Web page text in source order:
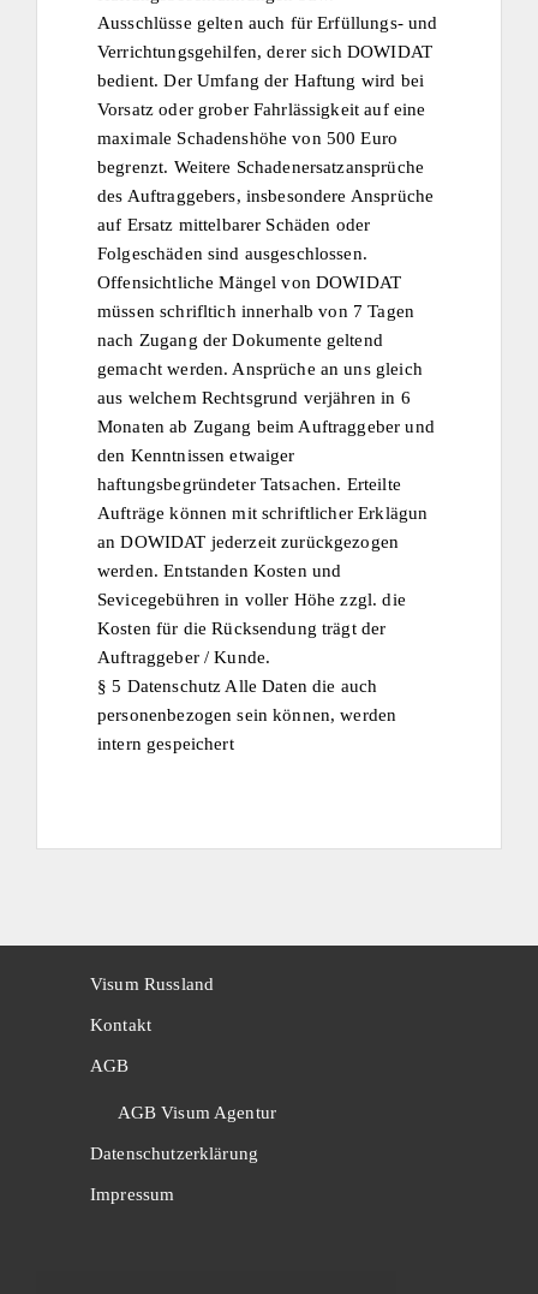
Ausschlüsse gelten auch für Erfüllungs- und
Verrichtungsgehilfen, derer sich DOWIDAT
bedient. Der Umfang der Haftung wird bei
Vorsatz oder grober Fahrlässigkeit auf eine
maximale Schadenshöhe von 500 Euro
begrenzt. Weitere Schadenersatzansprüche
des Auftraggebers, insbesondere Ansprüche
auf Ersatz mittelbarer Schäden oder
Folgeschäden sind ausgeschlossen.
Offensichtliche Mängel von DOWIDAT
müssen schrifltich innerhalb von 7 Tagen
nach Zugang der Dokumente geltend
gemacht werden. Ansprüche an uns gleich
aus welchem Rechtsgrund verjähren in 6
Monaten ab Zugang beim Auftraggeber und
den Kenntnissen etwaiger
haftungsbegründeter Tatsachen. Erteilte
Aufträge können mit schriftlicher Erklägun
an DOWIDAT jederzeit zurückgezogen
werden. Entstanden Kosten und
Sevicegebühren in voller Höhe zzgl. die
Kosten für die Rücksendung trägt der
Auftraggeber / Kunde.
§ 5 Datenschutz Alle Daten die auch
personenbezogen sein können, werden
intern gespeichert
Visum Russland
Kontakt
AGB
AGB Visum Agentur
Datenschutzerklärung
Impressum